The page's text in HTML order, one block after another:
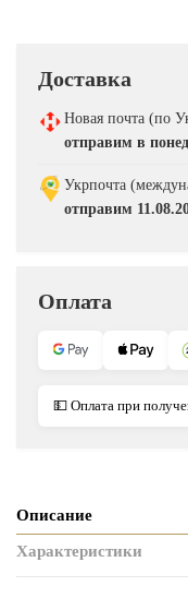
Доставка
Новая почта (по
отправим в
Укрпочта
отправим
Оплата
💵 Оплата при
Описание
Характеристики